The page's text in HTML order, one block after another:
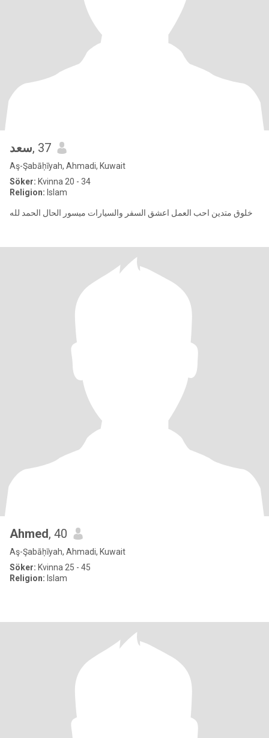
سعد, 37
Aş-Şabāḥīyah, Ahmadi, Kuwait
Söker: Kvinna 20 - 34
Religion: Islam
خلوق متدين احب العمل اعشق السفر والسيارات ميسور الحال الحمد لله
Ahmed, 40
Aş-Şabāḥīyah, Ahmadi, Kuwait
Söker: Kvinna 25 - 45
Religion: Islam